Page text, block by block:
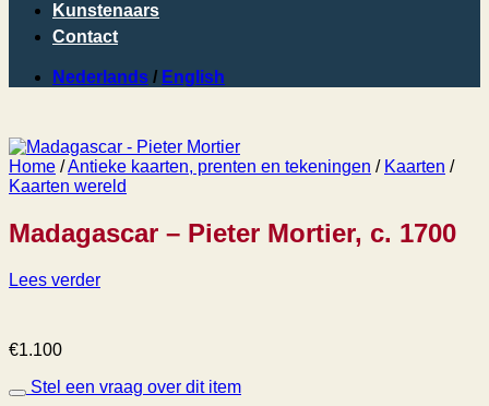
Kunstenaars
Contact
Nederlands / English
Home /Antieke kaarten, prenten en tekeningen / Kaarten /
Kaarten wereld
Madagascar – Pieter Mortier, c. 1700
Lees verder
€1.100
Stel een vraag over dit item